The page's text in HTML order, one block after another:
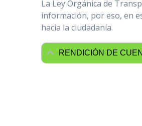
La Ley Orgánica de
información, por eso, en
hacia la ciudadanía.
RENDICIÓN DE